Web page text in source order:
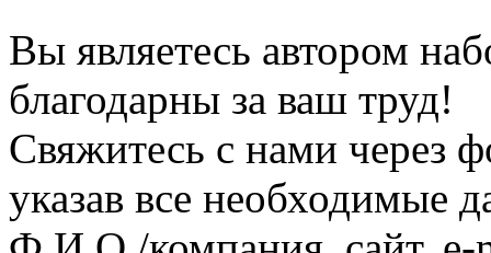
Вы являетесь автором
благодарны за ваш труд!
Свяжитесь с нами через
указав все необходимые